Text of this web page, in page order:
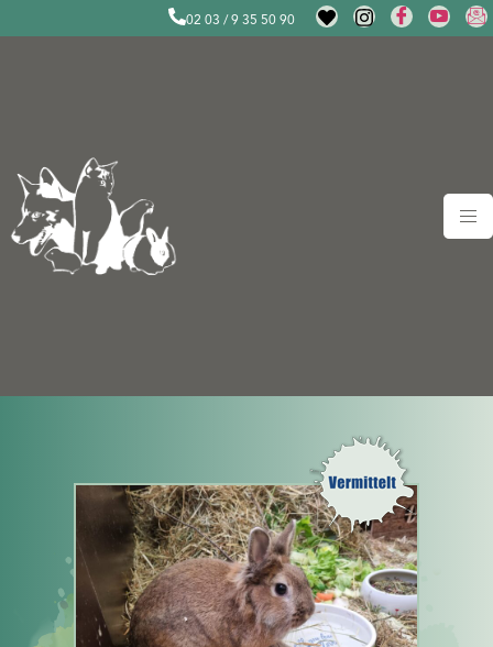
02 03 / 9 35 50 90